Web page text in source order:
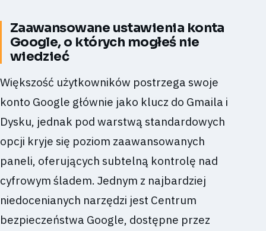
Zaawansowane ustawienia konta
Google, o których mogłeś nie
wiedzieć
Większość użytkowników postrzega swoje
konto Google głównie jako klucz do Gmaila i
Dysku, jednak pod warstwą standardowych
opcji kryje się poziom zaawansowanych
paneli, oferujących subtelną kontrolę nad
cyfrowym śladem. Jednym z najbardziej
niedocenianych narzędzi jest Centrum
bezpieczeństwa Google, dostępne przez